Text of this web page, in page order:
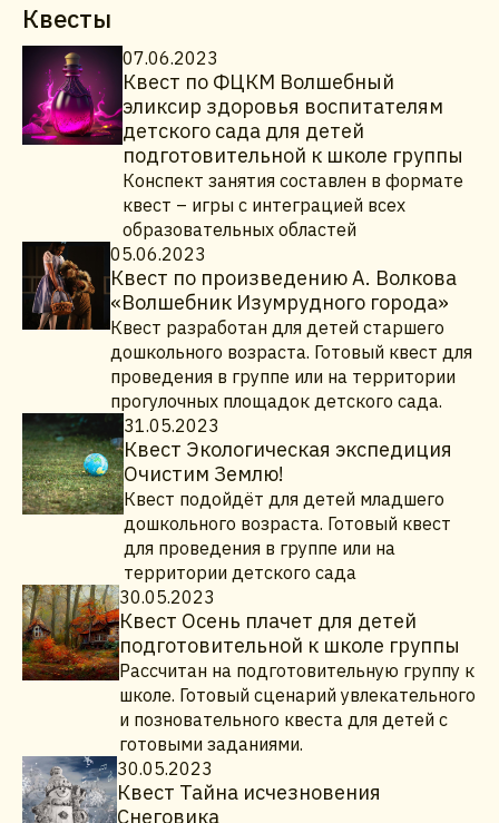
Квесты
07.06.2023
Квест по ФЦКМ Волшебный
эликсир здоровья воспитателям
детского сада для детей
подготовительной к школе группы
Конспект занятия составлен в формате
квест – игры с интеграцией всех
образовательных областей
05.06.2023
Квест по произведению А. Волкова
«Волшебник Изумрудного города»
Квест разработан для детей старшего
дошкольного возраста. Готовый квест для
проведения в группе или на территории
прогулочных площадок детского сада.
31.05.2023
Квест Экологическая экспедиция
Очистим Землю!
Квест подойдёт для детей младшего
дошкольного возраста. Готовый квест
для проведения в группе или на
территории детского сада
30.05.2023
Квест Осень плачет для детей
подготовительной к школе группы
Рассчитан на подготовительную группу к
школе. Готовый сценарий увлекательного
и позновательного квеста для детей с
готовыми заданиями.
30.05.2023
Квест Тайна исчезновения
Снеговика